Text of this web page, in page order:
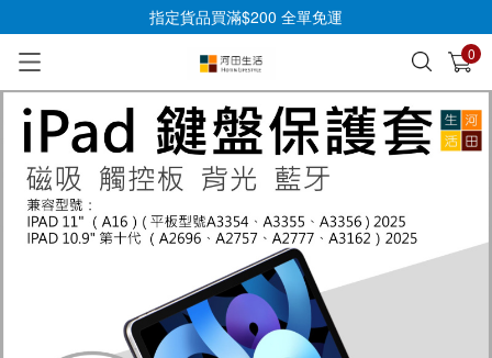
指定貨品買滿$200 全單免運
0
已加入購物車 查看